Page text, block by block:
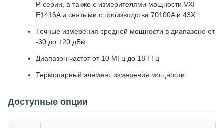
P-серии, а также с измерителями мощности VXI
E1416A и снятыми с производства 70100A и 43X
Точные измерения средней мощности в диапазоне от
-30 до +20 дБм
Диапазон частот от 10 МГц до 18 ГГц
Термопарный элемент измерения мощности
Доступные опции